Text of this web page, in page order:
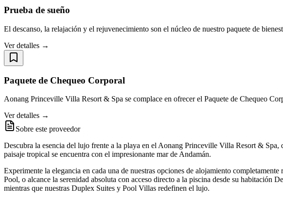
Prueba de sueño
El descanso, la relajación y el rejuvenecimiento son el núcleo de nuestro paquete de
Ver detalles →
Paquete de Chequeo Corporal
Aonang Princeville Villa Resort & Spa se complace en ofrecer el Paquete de Chequeo
Ver detalles →
Sobre este proveedor
Descubra la esencia del lujo frente a la playa en el Aonang Princeville Villa Resort &
paisaje tropical se encuentra con el impresionante mar de Andamán.
Experimente la elegancia en cada una de nuestras opciones de alojamiento
Pool, o alcance la serenidad absoluta con acceso directo a la piscina desde su habitación
mientras que nuestras Duplex Suites y Pool Villas redefinen el lujo.